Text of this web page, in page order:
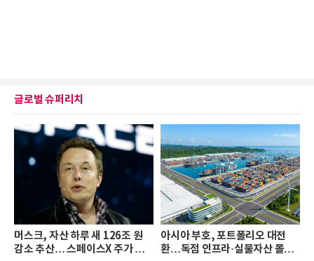
글로벌 슈퍼리치
머스크, 자산 하루 새 126조 원
감소 추산… 스페이스X 주가 하
아시아 부호, 포트폴리오 대전
환…독점 인프라·실물자산 몰린